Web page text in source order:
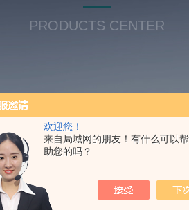
欢迎您！
来自局域网的朋友！有什么可以帮
助您的吗？
PRODUCTS CENTER